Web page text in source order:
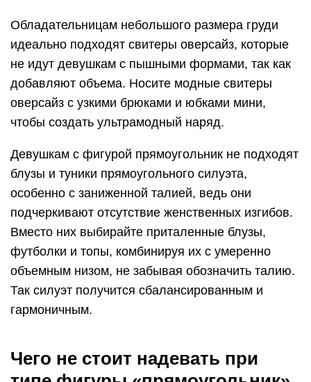
Обладательницам небольшого размера груди
идеально подходят свитеры оверсайз, которые
не идут девушкам с пышными формами, так как
добавляют объема. Носите модные свитеры
оверсайз с узкими брюками и юбками мини,
чтобы создать ультрамодный наряд.
Девушкам с фигурой прямоугольник не подходят
блузы и туники прямоугольного силуэта,
особенно с заниженной талией, ведь они
подчеркивают отсутствие женственных изгибов.
Вместо них выбирайте приталенные блузы,
футболки и топы, комбинируя их с умеренно
объемным низом, не забывая обозначить талию.
Так силуэт получится сбалансированным и
гармоничным.
Чего не стоит надевать при